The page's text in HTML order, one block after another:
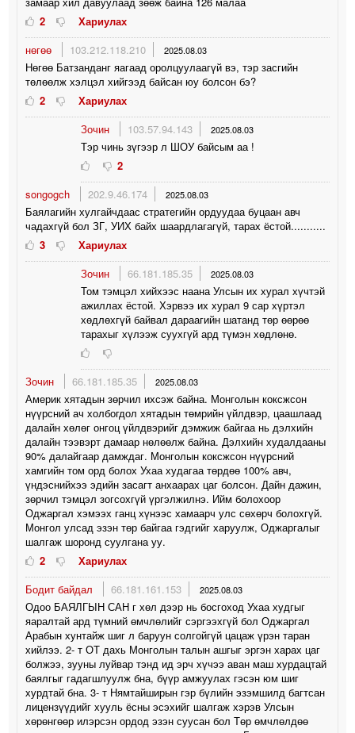
2
Хариулах
нөгөө
103.212.118.210 2025.08.03
Нөгөө Батзанданг яагаад оролцуулаагүй вэ, тэр засгийн
төлөөлж хэлцэл хийгээд байсан юу болсон бэ?
2
Хариулах
Зочин
103.57.94.143 2025.08.03
Тэр чинь зүгээр л ШОУ байсым аа !
2
songogch
202.9.46.174 2025.08.03
Баялагийн хулгайчдаас стратегийн ордуудаа буцаан авч
чадахгүй бол ЗГ, УИХ байх шаардлагагүй, тарах ёстой...........
3
Хариулах
Зочин
66.181.185.35 2025.08.03
Том тэмцэл хийхээс наана Улсын их хурал хүчтэй
ажиллах ёстой. Хэрвээ их хурал 9 сар хүртэл
хөдлөхгүй байвал дараагийн шатанд төр өөрөө
тарахыг хүлээж суухгүй ард түмэн хөдлөнө.
Зочин 66.181.185.35 2025.08.03
Америк хятадын зөрчил ихсэж байна. Монголын коксжсон
нүүрсний ач холбогдол хятадын төмрийн үйлдвэр, цаашлаад
далайн хөлөг онгоц үйлдвэрийг дэмжиж байгаа нь дэлхийн
далайн тээвэрт дамаар нөлөөлж байна. Дэлхийн худалдааны
90% далайгаар дамждаг. Монголын коксжсон нүүрсний
хамгийн том орд болох Ухаа худагаа төрдөө 100% авч,
үндэснийхээ эдийн засагт анхаарах цаг болсон. Дайн дажин,
зөрчил тэмцэл зогсохгүй үргэлжилнэ. Ийм болохоор
Оджаргал хэмээх ганц хүнээс хамаарч улс сөхөрч болохгүй.
Монгол улсад эзэн төр байгаа гэдгийг харуулж, Оджаргалыг
шалгаж шоронд суулгана уу.
2
Хариулах
Бодит байдал
66.181.161.153 2025.08.03
Одоо БАЯЛГЫН САН г хөл дээр нь босгоход Ухаа худгыг
яаралтай ард түмний өмчлөлийг сэргээхгүй бол Оджаргал
Арабын хунтайж шиг л баруун солгойгүй цацаж үрэн таран
хийлээ. 2- т ОТ дахь Монголын талын ашгыг эргэн харах цаг
болжээ, зууны луйвар тэнд ид эрч хүчээ аван маш хурдацтай
баялгыг гадагшлуулж бна, бүүр амжуулах гэсэн юм шиг
хурдтай бна. 3- т Нямтайширын гэр бүлийн эзэмшилд багтсан
лицензүүдийг хууль ёсны эсэхийг шалгаж хэрэв Улсын
хөрөнгөөр илэрсэн ордод эзэн суусан бол Төр өмчлөлдөө